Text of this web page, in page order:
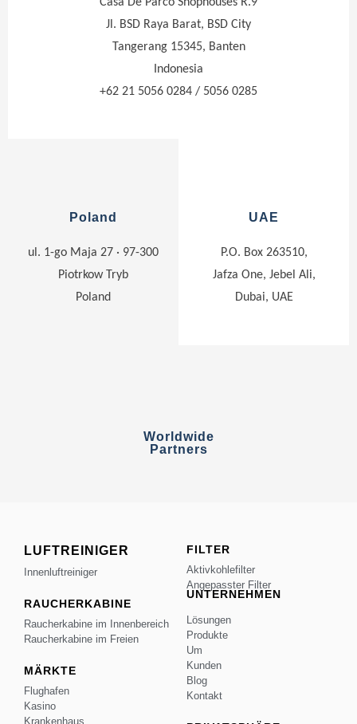
Jl. BSD Raya Barat, BSD City
Tangerang 15345, Banten
Indonesia
+62 21 5056 0284 / 5056 0285
Poland
ul. 1-go Maja 27 · 97-300
Piotrkow Tryb
Poland
UAE
P.O. Box 263510,
Jafza One, Jebel Ali,
Dubai, UAE
Worldwide
Partners
LUFTREINIGER
Innenluftreiniger
RAUCHERKABINE
Raucherkabine im Innenbereich
Raucherkabine im Freien
MÄRKTE
Flughafen
Kasino
Krankenhaus
FILTER
Aktivkohlefilter
Angepasster Filter
UNTERNEHMEN
Lösungen
Produkte
Um
Kunden
Blog
Kontakt